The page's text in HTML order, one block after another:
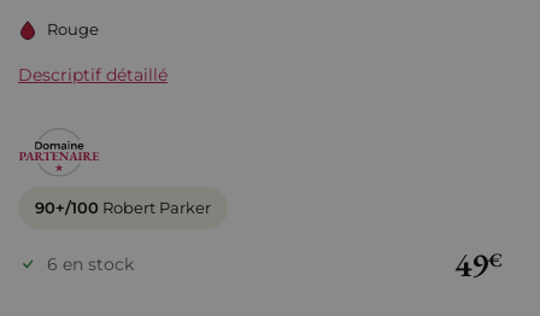
Rouge
Descriptif détaillé
90+/100 Robert Parker
49€
6 en stock